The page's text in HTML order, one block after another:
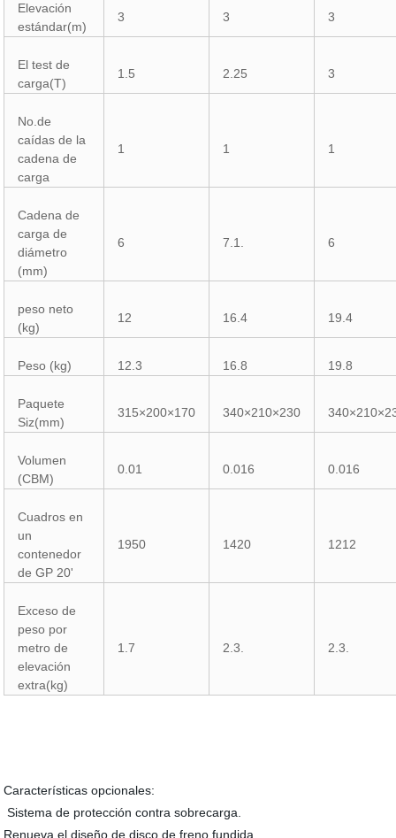
Elevación
estándar(m)
3 3 3
El test de
carga(T)
1.5 2.25 3
No.de
caídas de la
cadena de
carga
1 1 1
Cadena de
carga de
diámetro
(mm)
6 7.1. 6
peso neto
(kg)
12 16.4 19.4
Peso (kg) 12.3 16.8 19.8
Paquete
Siz(mm)
315×200×170 340×210×230
Volumen
(CBM)
0.01 0.016 0.016
Cuadros en
un
contenedor
de GP 20'
1950 1420 1212
Exceso de
peso por
metro de
elevación
extra(kg)
1.7 2.3. 2.3.
Características opcionales:
Sistema de protección contra sobrecarga.
Renueva el diseño de disco de freno fundida.